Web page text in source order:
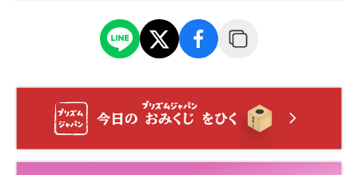
鳥居の前で立ち止まり、参拝前に一礼→参拝後にもう一度
同じ場所で撮影、の順で残します。
予定日を確認してから訪問し、到着したら先に本殿へ参拝
→その後に境内の見学、の順で回ります。